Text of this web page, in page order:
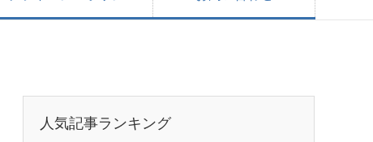
人気記事ランキング